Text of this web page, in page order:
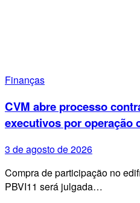
Finanças
CVM abre processo
executivos por operação
3 de agosto de 2026
Compra de participação no
PBVI11 será julgada…